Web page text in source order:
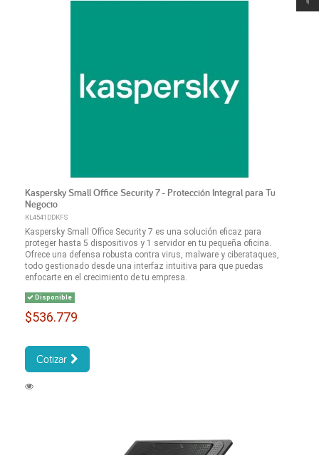
Kaspersky Small Office Security 7 - Protección Integral para Tu
Negocio
KL4541DDKFS
Kaspersky Small Office Security 7 es una solución eficaz para
proteger hasta 5 dispositivos y 1 servidor en tu pequeña oficina.
Ofrece una defensa robusta contra virus, malware y ciberataques,
todo gestionado desde una interfaz intuitiva para que puedas
enfocarte en el crecimiento de tu empresa.
Disponible
$536.779
Cotizar